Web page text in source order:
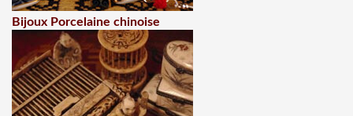
Bijoux Porcelaine chinoise